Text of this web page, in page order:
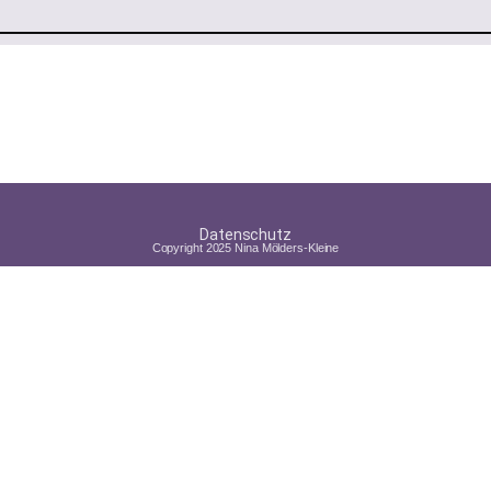
Datenschutz
Copyright 2025 Nina Mölders-Kleine